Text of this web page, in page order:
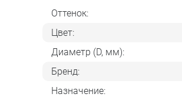
Оттенок:
Цвет:
Диаметр (D, мм):
Бренд:
Назначение: